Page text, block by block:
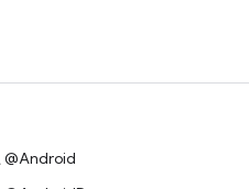
@Android